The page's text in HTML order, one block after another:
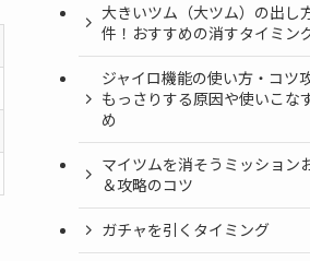
大きいツム（大ツム）の出し
件！おすすめの消すタイミン
ジャイロ機能の使い方・コツ
もっさりする原因や使いこな
め
マイツムを消そうミッション
＆攻略のコツ
ガチャを引くタイミング